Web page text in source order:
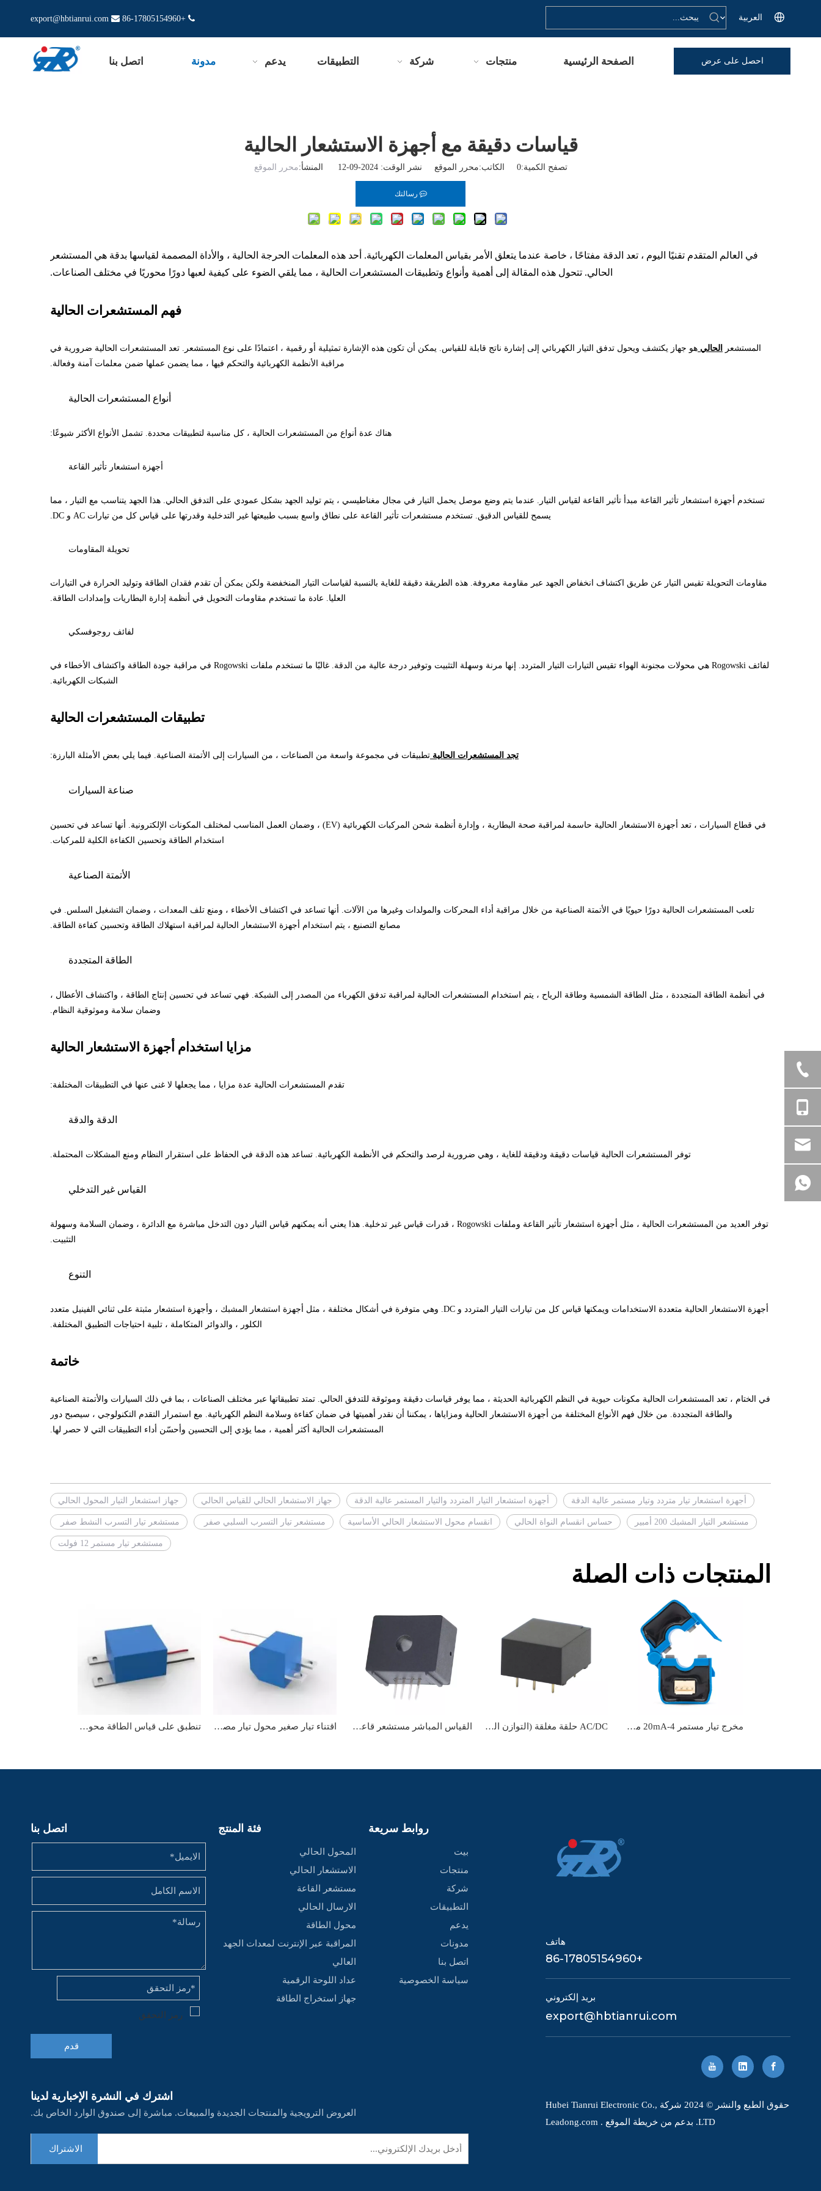

+86-17805154960

export@hbtianrui.com العربية
الصفحة الرئيسية منتجات شركة التطبيقات يدعم مدونة اتصل بنا احصل على عرض
قياسات دقيقة مع أجهزة الاستشعار الحالية
تصفح الكمية:0 الكاتب:محرر الموقع نشر الوقت: 2024-09-12 المنشأ: محرر الموقع
رسالتك
في العالم المتقدم تقنيًا اليوم ، تعد الدقة مفتاحًا ، خاصة عندما يتعلق الأمر بقياس المعلمات الكهربائية. أحد هذه المعلمات الحرجة الحالية ، والأداة المصممة لقياسها بدقة هي المستشعر
الحالي. تتحول هذه المقالة إلى أهمية وأنواع وتطبيقات المستشعرات الحالية ، مما يلقي الضوء على كيفية لعبها دورًا محوريًا في مختلف الصناعات.
فهم المستشعرات الحالية
المستشعر الحالي هو جهاز يكتشف ويحول تدفق التيار الكهربائي إلى إشارة ناتج قابلة للقياس. يمكن أن تكون هذه الإشارة تمثيلية أو رقمية ، اعتمادًا على نوع المستشعر. تعد المستشعرات الحالية ضرورية في
مراقبة الأنظمة الكهربائية والتحكم فيها ، مما يضمن عملها ضمن معلمات آمنة وفعالة.
أنواع المستشعرات الحالية
هناك عدة أنواع من المستشعرات الحالية ، كل مناسبة لتطبيقات محددة. تشمل الأنواع الأكثر شيوعًا:
أجهزة استشعار تأثير القاعة
تستخدم أجهزة استشعار تأثير القاعة مبدأ تأثير القاعة لقياس التيار. عندما يتم وضع موصل يحمل التيار في مجال مغناطيسي ، يتم توليد الجهد بشكل عمودي على التدفق الحالي. هذا الجهد يتناسب مع التيار ، مما
يسمح للقياس الدقيق. تستخدم مستشعرات تأثير القاعة على نطاق واسع بسبب طبيعتها غير التدخلية وقدرتها على قياس كل من تيارات AC و DC.
تحويلة المقاومات
مقاومات التحويلة تقيس التيار عن طريق اكتشاف انخفاض الجهد عبر مقاومة معروفة. هذه الطريقة دقيقة للغاية بالنسبة لقياسات التيار المنخفضة ولكن يمكن أن تقدم فقدان الطاقة وتوليد الحرارة في التيارات
العليا. عادة ما تستخدم مقاومات التحويل في أنظمة إدارة البطاريات وإمدادات الطاقة.
لفائف روجوفسكي
لفائف Rogowski هي محولات مجنونة الهواء تقيس التيارات التيار المتردد. إنها مرنة وسهلة التثبيت وتوفير درجة عالية من الدقة. غالبًا ما تستخدم ملفات Rogowski في مراقبة جودة الطاقة واكتشاف الأخطاء في
الشبكات الكهربائية.
تطبيقات المستشعرات الحالية
تجد المستشعرات الحالية تطبيقات في مجموعة واسعة من الصناعات ، من السيارات إلى الأتمتة الصناعية. فيما يلي بعض الأمثلة البارزة:
صناعة السيارات
في قطاع السيارات ، تعد أجهزة الاستشعار الحالية حاسمة لمراقبة صحة البطارية ، وإدارة أنظمة شحن المركبات الكهربائية (EV) ، وضمان العمل المناسب لمختلف المكونات الإلكترونية. أنها تساعد في تحسين
استخدام الطاقة وتحسين الكفاءة الكلية للمركبات.
الأتمتة الصناعية
تلعب المستشعرات الحالية دورًا حيويًا في الأتمتة الصناعية من خلال مراقبة أداء المحركات والمولدات وغيرها من الآلات. أنها تساعد في اكتشاف الأخطاء ، ومنع تلف المعدات ، وضمان التشغيل السلس. في
مصانع التصنيع ، يتم استخدام أجهزة الاستشعار الحالية لمراقبة استهلاك الطاقة وتحسين كفاءة الطاقة.
الطاقة المتجددة
في أنظمة الطاقة المتجددة ، مثل الطاقة الشمسية وطاقة الرياح ، يتم استخدام المستشعرات الحالية لمراقبة تدفق الكهرباء من المصدر إلى الشبكة. فهي تساعد في تحسين إنتاج الطاقة ، واكتشاف الأعطال ،
وضمان سلامة وموثوقية النظام.
مزايا استخدام أجهزة الاستشعار الحالية
تقدم المستشعرات الحالية عدة مزايا ، مما يجعلها لا غنى عنها في التطبيقات المختلفة:
الدقة والدقة
توفر المستشعرات الحالية قياسات دقيقة ودقيقة للغاية ، وهي ضرورية لرصد والتحكم في الأنظمة الكهربائية. تساعد هذه الدقة في الحفاظ على استقرار النظام ومنع المشكلات المحتملة.
القياس غير التدخلي
توفر العديد من المستشعرات الحالية ، مثل أجهزة استشعار تأثير القاعة وملفات Rogowski ، قدرات قياس غير تدخلية. هذا يعني أنه يمكنهم قياس التيار دون التدخل مباشرة مع الدائرة ، وضمان السلامة وسهولة
التثبيت.
التنوع
أجهزة الاستشعار الحالية متعددة الاستخدامات ويمكنها قياس كل من تيارات التيار المتردد و DC. وهي متوفرة في أشكال مختلفة ، مثل أجهزة استشعار المشبك ، وأجهزة استشعار مثبتة على ثنائي الفينيل متعدد
الكلور ، والدوائر المتكاملة ، تلبية احتياجات التطبيق المختلفة.
خاتمة
في الختام ، تعد المستشعرات الحالية مكونات حيوية في النظم الكهربائية الحديثة ، مما يوفر قياسات دقيقة وموثوقة للتدفق الحالي. تمتد تطبيقاتها عبر مختلف الصناعات ، بما في ذلك السيارات والأتمتة الصناعية
والطاقة المتجددة. من خلال فهم الأنواع المختلفة من أجهزة الاستشعار الحالية ومزاياها ، يمكننا أن نقدر أهميتها في ضمان كفاءة وسلامة النظم الكهربائية. مع استمرار التقدم التكنولوجي ، سيصبح دور
المستشعرات الحالية أكثر أهمية ، مما يؤدي إلى التحسين وأحسّن أداء التطبيقات التي لا حصر لها.
جهاز استشعار التيار المحول الحالي جهاز الاستشعار الحالي للقياس الحالي أجهزة استشعار التيار المتردد والتيار المستمر عالية الدقة أجهزة استشعار تيار متردد وتيار مستمر عالية الدقة
مستشعر تيار التسرب النشط صفر مستشعر تيار التسرب السلبي صفر انقسام محول الاستشعار الحالي الأساسية حساس انقسام النواة الحالي مستشعر التيار المشبك 200 أمبير
مستشعر تيار مستمر 12 فولت
المنتجات ذات الصلة
تنطبق على قياس الطاقة محول التيار الصغير اقتناء تيار صغير محول تيار مصغر صغير القياس المباشر مستشعر قاعة AC/DC القياس عالي الدقة AC/DC حلقة مغلقة (التوازن المغناطيسي) قاعة المستشعر الحالي مخرج تيار مستمر 4-20mA مستشعر تيار تأثير القاعة
هاتف
+86-17805154960
بريد إلكتروني
export@hbtianrui.com
حقوق الطبع والنشر © 2024 شركة Hubei Tianrui Electronic Co.,
LTD. بدعم من
خريطة الموقع .
Leadong.com
روابط سريعة
بيت
منتجات
شركة
التطبيقات
يدعم
مدونات
اتصل بنا
سياسة الخصوصية
فئة المنتج
المحول الحالي
الاستشعار الحالي
مستشعر القاعة
الارسال الحالي
محول الطاقة
المراقبة عبر الإنترنت لمعدات الجهد
العالي
عداد اللوحة الرقمية
‌جهاز استخراج الطاقة
اتصل بنا
قدم
اشترك في النشرة الإخبارية لدينا
العروض الترويجية والمنتجات الجديدة والمبيعات. مباشرة إلى صندوق الوارد الخاص بك.
الاشتراك